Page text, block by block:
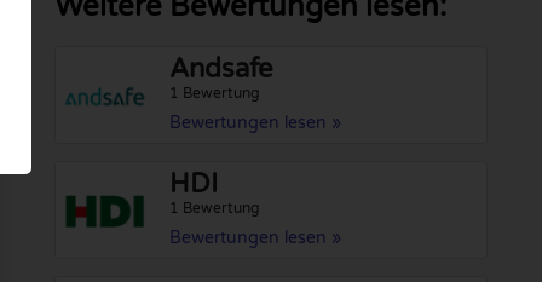
Andsafe
1 Bewertung
Bewertungen lesen »
HDI
1 Bewertung
Bewertungen lesen »